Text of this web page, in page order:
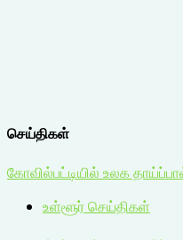
செய்திகள்
கோவில்பட்டியில் உலக
உள்ளூர் செய்திகள்